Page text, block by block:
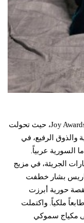
سجّلت النجمات السوريات حضوراً لافتاً في حفل Joy Awards 2026، حيث تحولت
والذوق الرفيع، في
السورية عربياً.
الجريئة، في مزيج
كاريس بشار خطفت
حورية أبرزت
ملكياً. واكتملت
مكياج سموكي